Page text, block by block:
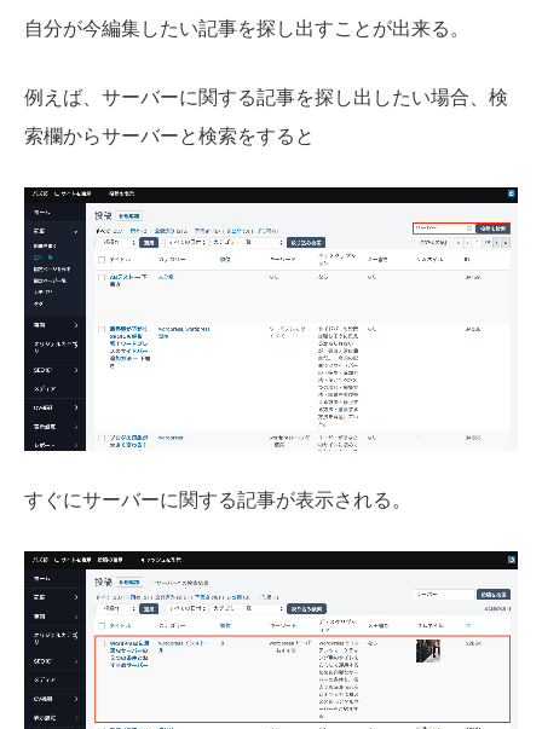
自分が今編集したい記事を探し出すことが出来る。
例えば、サーバーに関する記事を探し出したい場合、検
索欄からサーバーと検索をすると
すぐにサーバーに関する記事が表示される。